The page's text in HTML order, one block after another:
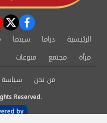
الرئيسية دراما سينما
مرأة
مجتمع
منوعات
من نحن
Reserved.
by